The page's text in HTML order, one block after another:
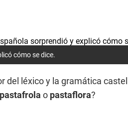
cómo se dice.
del léxico y la gramática
pastafrola o pastaflora?